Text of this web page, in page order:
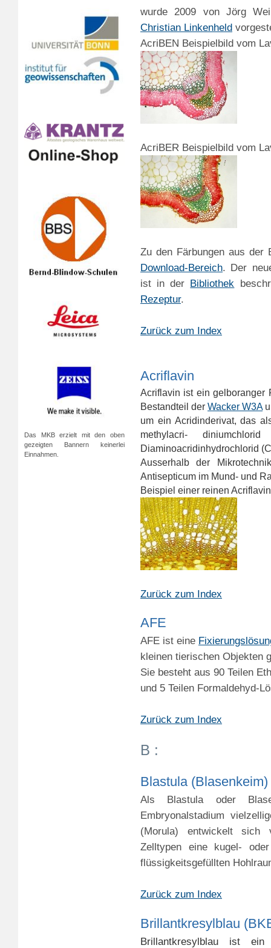
Das MKB erzielt mit den oben
gezeigten Bannern keinerlei
Einnahmen.
wurde 2009 von Jörg
Christian Linkenheld
AcriBEN Beispielbild vom
AcriBER Beispielbild vom
Zu den Färbungen aus
Download-Bereich. Der
ist in der Bibliothek
Rezeptur.
Zurück zum Index
Acriflavin
Acriflavin ist ein gelboranger
Bestandteil derWacker W3A
um ein Acridinderivat, das
methylacri-
Diaminoacridinhydrochlorid
Ausserhalb der
Antisepticum im Mund- und
Beispiel einer reinen
Zurück zum Index
AFE
AFE ist eine
kleinen tierischen Objekten
Sie besteht aus 90 Teilen
und 5 Teilen Formaldehyd-
Zurück zum Index
B :
Blastula (Blasenkeim)
Als Blastula oder
Embryonalstadium
(Morula) entwickelt sich
Zelltypen eine kugel-
flüssigkeitsgefüllten
Zurück zum Index
Brillantkresylblau
Brillantkresylblau ist ein